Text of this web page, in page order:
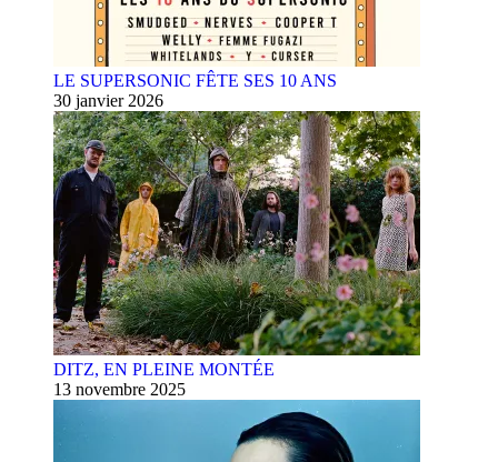
LE SUPERSONIC FÊTE SES 10 ANS
30 janvier 2026
DITZ, EN PLEINE MONTÉE
13 novembre 2025